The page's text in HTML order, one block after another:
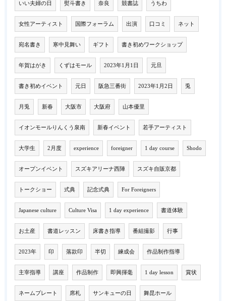
いい夫婦の日 熨斗書き 奈良 競書誌 うちわ
女性アーティスト 国際フォーラム 出演 口コミ ネット
宛名書き 寒中見舞い ギフト 書き初めワークショップ
年賀はがき くずはモール 2023年1月1日 元旦
書き初めイベント 元日 阪急三番街 2023年1月2日 兎
月兎 新春 大阪市 大阪府 山本優里
イオンモールりんくう泉南 新春イベント 若手アーティスト
大学生 2月度 experience foreigner 1 day course Shodo
オープンイベント スズキアリーナ西陣 スズキ自販京都
トークショー 式典 記念式典 For Foreigners
Japanese culture Culture Visa 1 day experience 書道体験
お土産 書道レッスン 床書き指導 番組撮影 行事
2023年 印 落款印 半切 練成会 作品制作指導
主宰指導 講座 作品制作 即興揮毫 1 day lesson 賞状
ネームプレート 席札 サンキューの日 舞昆ホール